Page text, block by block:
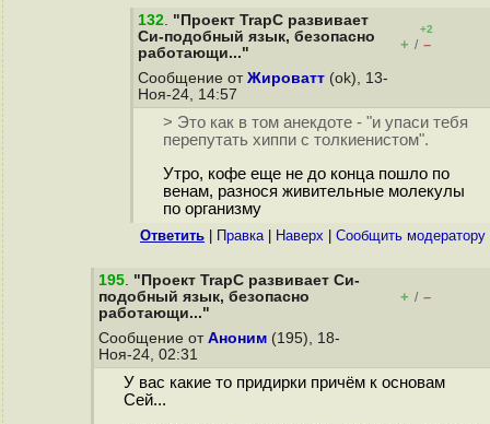
132. "Проект TrapC развивает
Си-подобный язык, безопасно
работающи..."
+2
+ / –
Сообщение от Жироватт (ok), 13-
Ноя-24, 14:57
> Это как в том анекдоте - "и упаси тебя
перепутать хиппи с толкиенистом".
Утро, кофе еще не до конца пошло по
венам, разнося живительные молекулы
по организму
Ответить Правка| Наверх Cообщить модератору
195. "Проект TrapC развивает Си-
подобный язык, безопасно
работающи..."
+ / –
Сообщение от Аноним (195), 18-
Ноя-24, 02:31
У вас какие то придирки причём к основам
Сей...